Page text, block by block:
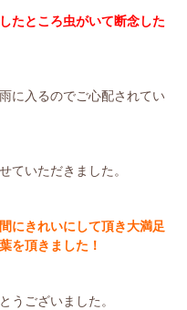
たところ虫がいて断念した
に入るのでご心配されてい
ていただきました。
にきれいにして頂き大満足
を頂きました！
うございました。